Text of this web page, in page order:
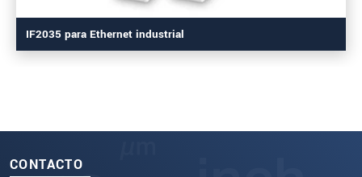
IF2035 para Ethernet industrial
CONTACTO